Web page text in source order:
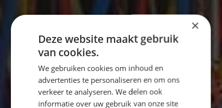
×
Deze website maakt gebruik
van cookies.
We gebruiken cookies om inhoud en
advertenties te personaliseren en om ons
verkeer te analyseren. We delen ook
informatie over uw gebruik van onze site